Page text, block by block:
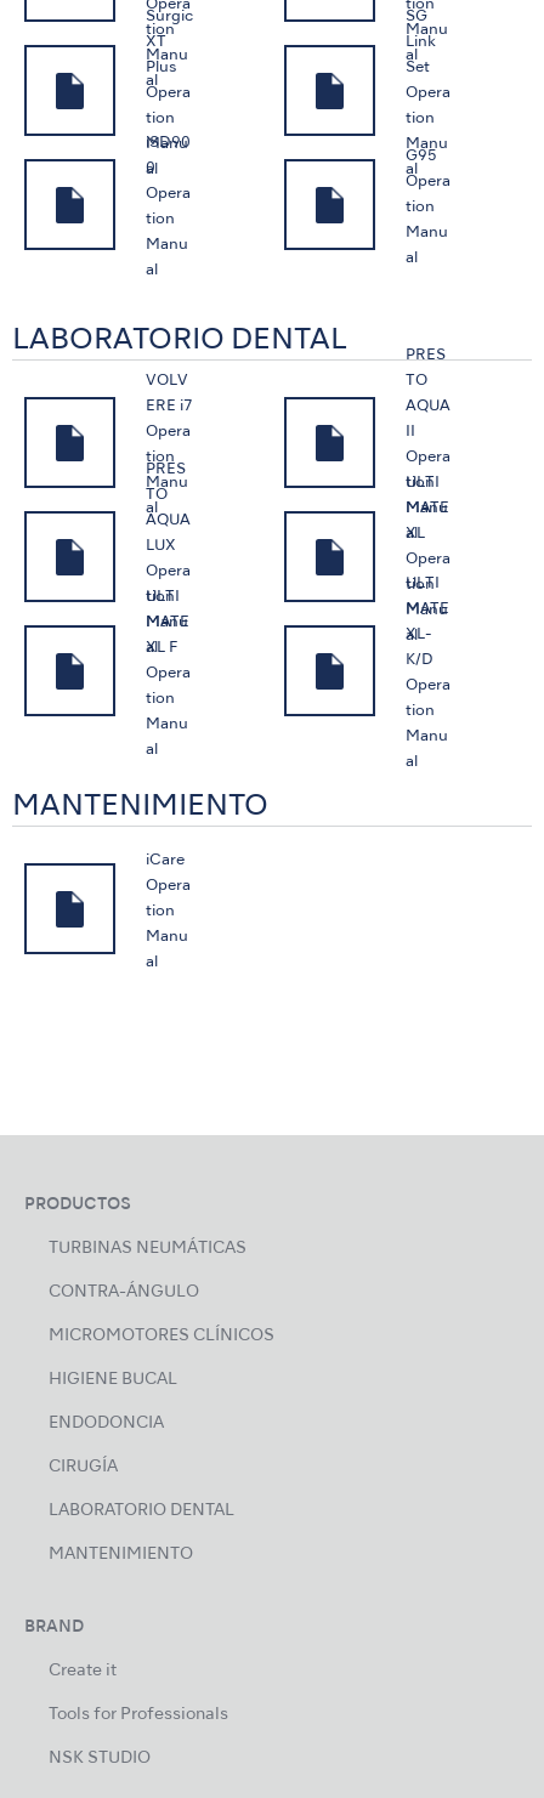
Opera
tion
Manu
al
tion
Manu
al
Surgic
XT
Plus
Opera
tion
Manu
al
SG
Link
Set
Opera
tion
Manu
al
iSD90
0
Opera
tion
Manu
al
G95
Opera
tion
Manu
al
LABORATORIO DENTAL
VOLV
ERE i7
Opera
tion
Manu
al
PRES
TO
AQUA
Opera
tion
Manu
al
PRES
TO
AQUA
LUX
Opera
tion
Manu
al
ULTI
MATE
XL
Opera
tion
Manu
al
ULTI
MATE
XL F
Opera
tion
Manu
al
ULTI
MATE
XL-
K/D
Opera
tion
Manu
al
MANTENIMIENTO
iCare
Opera
tion
Manu
al
PRODUCTOS
TURBINAS NEUMÁTICAS
CONTRA-ÁNGULO
MICROMOTORES CLÍNICOS
HIGIENE BUCAL
ENDODONCIA
CIRUGÍA
LABORATORIO DENTAL
MANTENIMIENTO
BRAND
Create it
Tools for Professionals
NSK STUDIO